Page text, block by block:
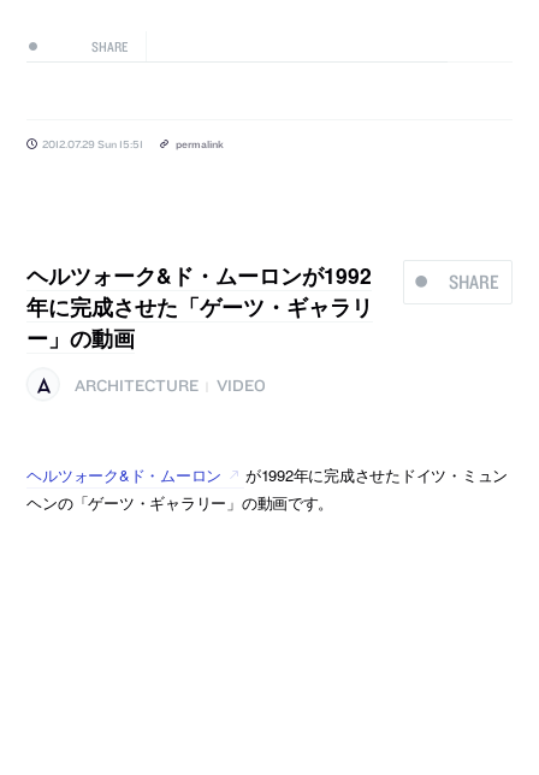
SHARE
2012.07.29 Sun 15:51 permalink
SHARE
ヘルツォーク&ド・ムーロンが1992
年に完成させた「ゲーツ・ギャラリ
ー」の動画
ARCHITECTURE VIDEO
ヘルツォーク&ド・ムーロン
が1992年に完成させたドイツ・ミュン
ヘンの「ゲーツ・ギャラリー」の動画です。